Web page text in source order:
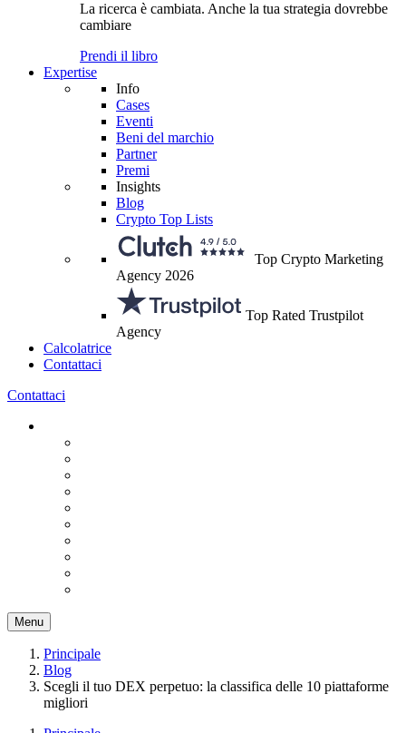
La ricerca è cambiata. Anche la tua strategia dovrebbe
cambiare
Prendi il libro
Expertise
Info
Cases
Eventi
Beni del marchio
Partner
Premi
Insights
Blog
Crypto Top Lists
Top Crypto Marketing
Agency 2026
Top Rated Trustpilot
Agency
Calcolatrice
Contattaci
Contattaci
Menu
Principale
Blog
Scegli il tuo DEX perpetuo: la classifica delle 10 piattaforme
migliori